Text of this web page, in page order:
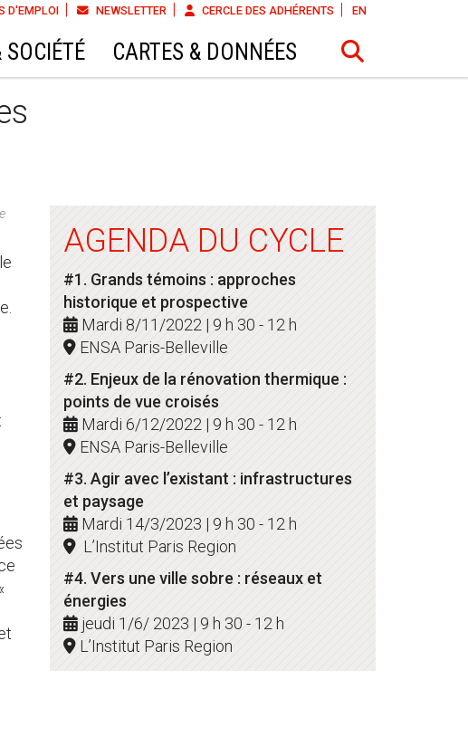
D'EMPLOI NEWSLETTER CERCLE DES ADHÉRENTS EN
SOCIÉTÉ CARTES & DONNÉES
AGENDA DU CYCLE
#1. Grands témoins : approches
historique et prospective
Mardi 8/11/2022 | 9 h 30 - 12 h
ENSA Paris-Belleville
#2. Enjeux de la rénovation thermique :
points de vue croisés
Mardi 6/12/2022 | 9 h 30 - 12 h
ENSA Paris-Belleville
#3. Agir avec l’existant : infrastructures
et paysage
Mardi 14/3/2023 | 9 h 30 - 12 h
L’Institut Paris Region
#4. Vers une ville sobre : réseaux et
énergies
jeudi 1/6/ 2023 | 9 h 30 - 12 h
L’Institut Paris Region